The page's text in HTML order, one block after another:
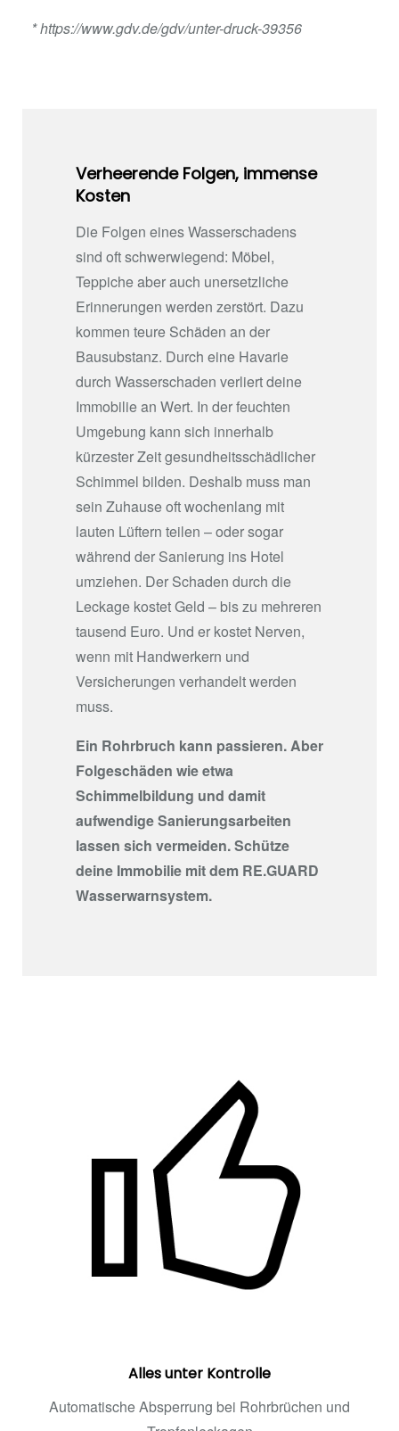
*https://www.gdv.de/gdv/unter-druck-39356
Verheerende Folgen, immense
Kosten
Die Folgen eines Wasserschadens
sind oft schwerwiegend: Möbel,
Teppiche aber auch unersetzliche
Erinnerungen werden zerstört. Dazu
kommen teure Schäden an der
Bausubstanz. Durch eine Havarie
durch Wasserschaden verliert deine
Immobilie an Wert. In der feuchten
Umgebung kann sich innerhalb
kürzester Zeit gesundheitsschädlicher
Schimmel bilden. Deshalb muss man
sein Zuhause oft wochenlang mit
lauten Lüftern teilen – oder sogar
während der Sanierung ins Hotel
umziehen. Der Schaden durch die
Leckage kostet Geld – bis zu mehreren
tausend Euro. Und er kostet Nerven,
wenn mit Handwerkern und
Versicherungen verhandelt werden
muss.
Ein Rohrbruch kann passieren. Aber
Folgeschäden wie etwa
Schimmelbildung und damit
aufwendige Sanierungsarbeiten
lassen sich vermeiden. Schütze
deine Immobilie mit dem RE.GUARD
Wasserwarnsystem.
Alles unter Kontrolle
Automatische Absperrung bei Rohrbrüchen und